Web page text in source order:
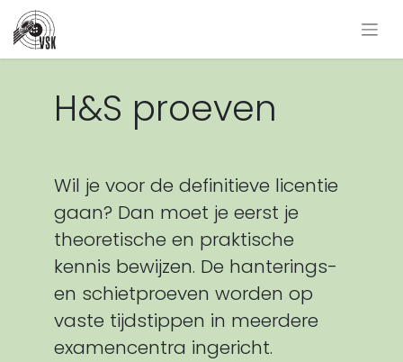
H&S proeven
Wil je voor de definitieve licentie
gaan? Dan moet je eerst je
theoretische en praktische
kennis bewijzen. De hanterings-
en schietproeven worden op
vaste tijdstippen in meerdere
examencentra ingericht.